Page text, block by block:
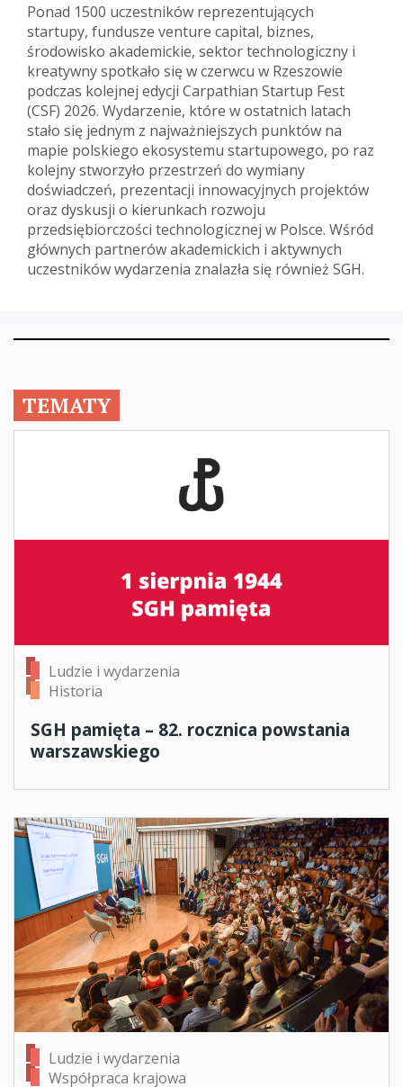
Ponad 1500 uczestników reprezentujących
startupy, fundusze venture capital, biznes,
środowisko akademickie, sektor technologiczny i
kreatywny spotkało się w czerwcu w Rzeszowie
podczas kolejnej edycji Carpathian Startup Fest
(CSF) 2026. Wydarzenie, które w ostatnich latach
stało się jednym z najważniejszych punktów na
mapie polskiego ekosystemu startupowego, po raz
kolejny stworzyło przestrzeń do wymiany
doświadczeń, prezentacji innowacyjnych projektów
oraz dyskusji o kierunkach rozwoju
przedsiębiorczości technologicznej w Polsce. Wśród
głównych partnerów akademickich i aktywnych
uczestników wydarzenia znalazła się również SGH.
TEMATY
Ludzie i wydarzenia
Historia
SGH pamięta – 82. rocznica powstania
warszawskiego
Ludzie i wydarzenia
Współpraca krajowa